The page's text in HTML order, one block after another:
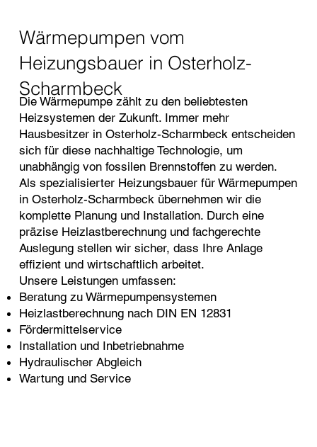
Wärmepumpen vom
Heizungsbauer in Osterholz-
Scharmbeck
Die Wärmepumpe zählt zu den beliebtesten
Heizsystemen der Zukunft. Immer mehr
Hausbesitzer in Osterholz-Scharmbeck entscheiden
sich für diese nachhaltige Technologie, um
unabhängig von fossilen Brennstoffen zu werden.
Als spezialisierter Heizungsbauer für Wärmepumpen
in Osterholz-Scharmbeck übernehmen wir die
komplette Planung und Installation. Durch eine
präzise Heizlastberechnung und fachgerechte
Auslegung stellen wir sicher, dass Ihre Anlage
effizient und wirtschaftlich arbeitet.
Unsere Leistungen umfassen:
Beratung zu Wärmepumpensystemen
Heizlastberechnung nach DIN EN 12831
Fördermittelservice
Installation und Inbetriebnahme
Hydraulischer Abgleich
Wartung und Service